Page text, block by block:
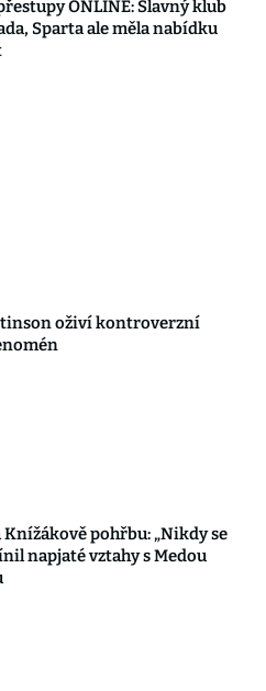
ONLINE: Slavný klub
Sparta ale měla nabídku
oživí kontroverzní
Knížákově pohřbu: „Nikdy se
napjaté vztahy s Medou